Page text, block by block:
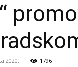
2020. 1796